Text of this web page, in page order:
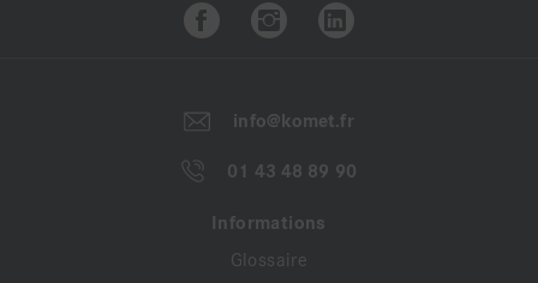
info@komet.fr
01 43 48 89 90
Informations
Glossaire